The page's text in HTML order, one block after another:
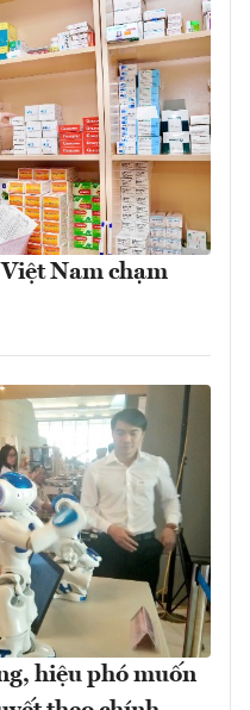
Nam chạm
hiệu phó muốn